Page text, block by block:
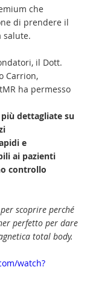
che
di prendere il
salute.
il Dott.
Carrion,
ha permesso
dettagliate su
e
ai pazienti
controllo
scoprire perché
perfetto per dare
total body.
watch?